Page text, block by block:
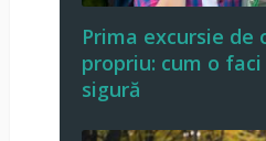
Prima excursie de
propriu: cum o
sigură